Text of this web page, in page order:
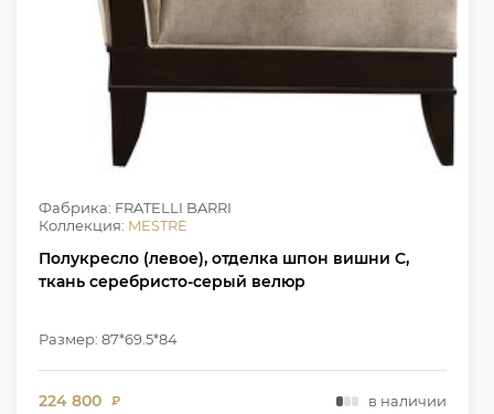
Фабрика: FRATELLI BARRI
Коллекция: MESTRE
Полукресло (левое), отделка шпон вишни C,
ткань серебристо-серый велюр
Размер: 87*69.5*84
224 800 ₽ в наличии